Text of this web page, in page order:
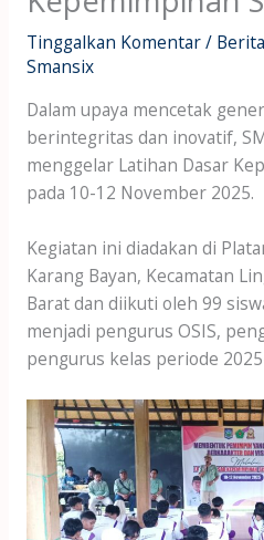
Tinggalkan Komentar/
Smansix
Dalam upaya mencetak
berintegritas dan inovatif,
menggelar Latihan Dasar
pada 10-12 November 2025.
Kegiatan ini diadakan di
Karang Bayan, Kecamatan
Barat dan diikuti oleh 99
menjadi pengurus OSIS,
pengurus kelas periode